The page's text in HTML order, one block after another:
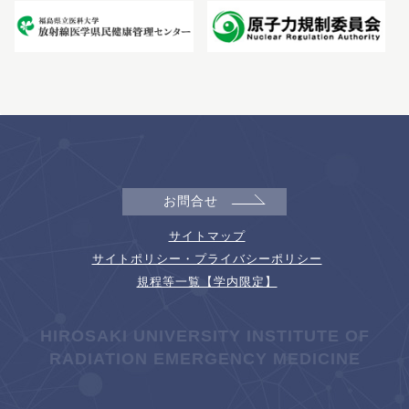
お問合せ
サイトマップ
サイトポリシー・プライバシーポリシー
規程等一覧【学内限定】
HIROSAKI UNIVERSITY INSTITUTE OF
RADIATION EMERGENCY MEDICINE